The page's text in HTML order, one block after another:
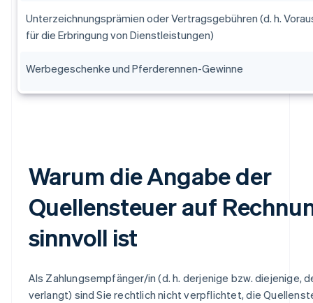
Unterzeichnungsprämien oder Vertragsgebühren (d. h.
für die Erbringung von Dienstleistungen)
Werbegeschenke und Pferderennen-Gewinne
Warum die Angabe der
Quellensteuer auf
sinnvoll ist
Als Zahlungsempfänger/in (d. h. derjenige bzw. diejenige,
verlangt) sind Sie rechtlich nicht verpflichtet, die